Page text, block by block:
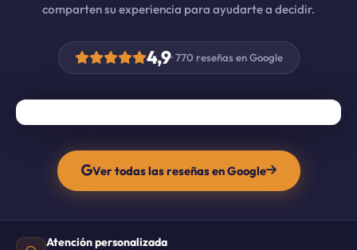
comparten su experiencia para ayudarte a decidir.
4,9· 770 reseñas en Google
Ver todas las reseñas en Google
Atención personalizada